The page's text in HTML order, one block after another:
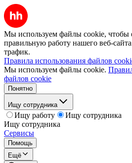
Мы используем файлы cookie, чтобы
правильную работу нашего веб-
трафик.
Правила использования файлов
Мы используем файлы cookie.
файлов cookie
Понятно
Ищу сотрудника
Ищу работу
Ищу сотрудника
Ищу сотрудника
Сервисы
Помощь
Ещё